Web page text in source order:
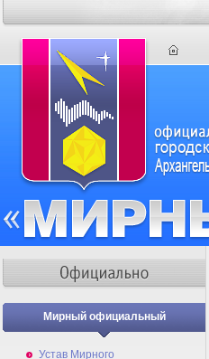
Мирный официальный
Устав Мирного